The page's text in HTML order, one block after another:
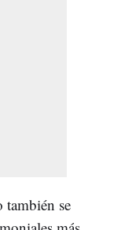
también se